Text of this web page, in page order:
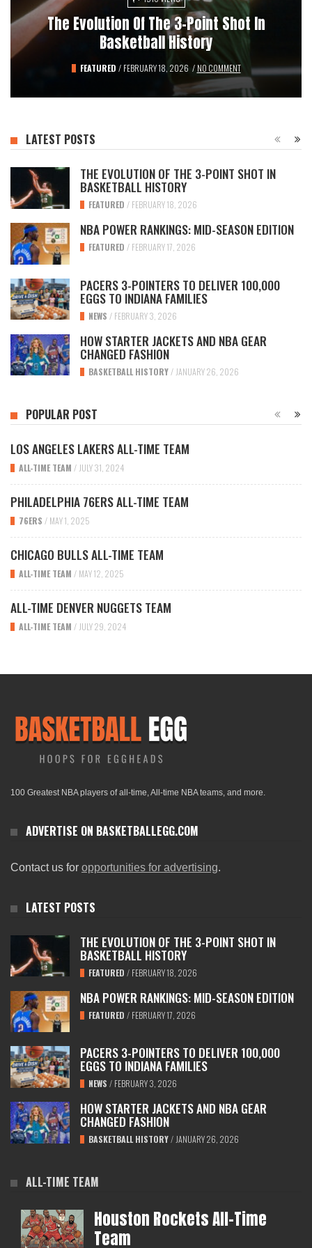
The Evolution Of The 3-Point Shot In
Basketball History
FEATURED / FEBRUARY 18, 2026 / NO COMMENT
1373 VIEWS
NBA Power Rankings: Mid-Season Edition
FEATURED / FEBRUARY 17, 2026 / NO COMMENT
Pacers 3-Pointers To Deliver 100,000 Eggs
To Indiana Families
NEWS/ FEBRUARY 3, 2026 / NO COMMENT
How Starter Jackets And NBA Gear Changed
Fashion
BASKETBALL HISTORY / JANUARY 26, 2026 / NO COMMENT
LATEST POSTS
THE EVOLUTION OF THE 3-POINT SHOT IN
BASKETBALL HISTORY
FEATURED / FEBRUARY 18, 2026
NBA POWER RANKINGS: MID-SEASON EDITION
FEATURED / FEBRUARY 17, 2026
PACERS 3-POINTERS TO DELIVER 100,000
EGGS TO INDIANA FAMILIES
NEWS / FEBRUARY 3, 2026
HOW STARTER JACKETS AND NBA GEAR
CHANGED FASHION
BASKETBALL HISTORY / JANUARY 26, 2026
POPULAR POST
LOS ANGELES LAKERS ALL-TIME TEAM
ALL-TIME TEAM / JULY 31, 2024
PHILADELPHIA 76ERS ALL-TIME TEAM
76ERS / MAY 1, 2025
CHICAGO BULLS ALL-TIME TEAM
ALL-TIME TEAM / MAY 12, 2025
ALL-TIME DENVER NUGGETS TEAM
ALL-TIME TEAM / JULY 29, 2024
100 Greatest NBA players of all-time, All-time NBA teams, and more.
ADVERTISE ON BASKETBALLEGG.COM
Contact us for opportunities for advertising.
LATEST POSTS
THE EVOLUTION OF THE 3-POINT SHOT IN
BASKETBALL HISTORY
FEATURED / FEBRUARY 18, 2026
NBA POWER RANKINGS: MID-SEASON EDITION
FEATURED / FEBRUARY 17, 2026
PACERS 3-POINTERS TO DELIVER 100,000
EGGS TO INDIANA FAMILIES
NEWS / FEBRUARY 3, 2026
HOW STARTER JACKETS AND NBA GEAR
CHANGED FASHION
BASKETBALL HISTORY/ JANUARY 26, 2026
ALL-TIME TEAM
Houston Rockets All-Time
Team